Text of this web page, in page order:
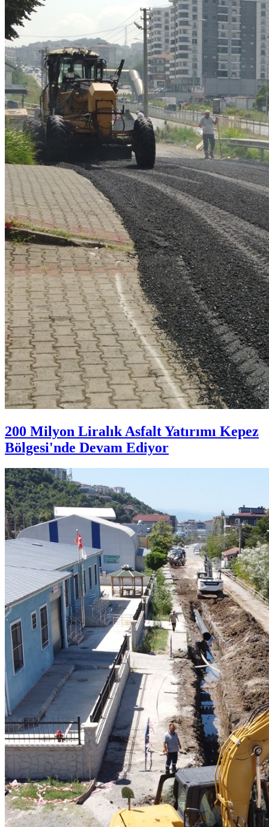
200 Milyon Liralık Asfalt Yatırımı Kepez
Bölgesi'nde Devam Ediyor